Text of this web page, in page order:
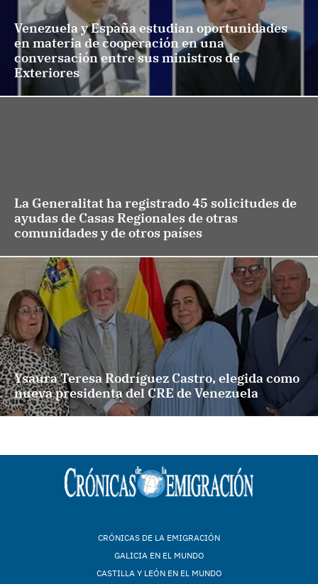
Venezuela y España estudian oportunidades
en materia de cooperación en una
conversación entre sus ministros de
Exteriores
La Generalitat ha registrado 45 solicitudes de
ayudas de Casas Regionales de otras
comunidades y de otros países
Ysaura Teresa Rodríguez Castro, elegida como
nueva presidenta del CRE de Venezuela
CRÓNICAS DE LA EMIGRACIÓN
GALICIA EN EL MUNDO
CASTILLA Y LEÓN EN EL MUNDO